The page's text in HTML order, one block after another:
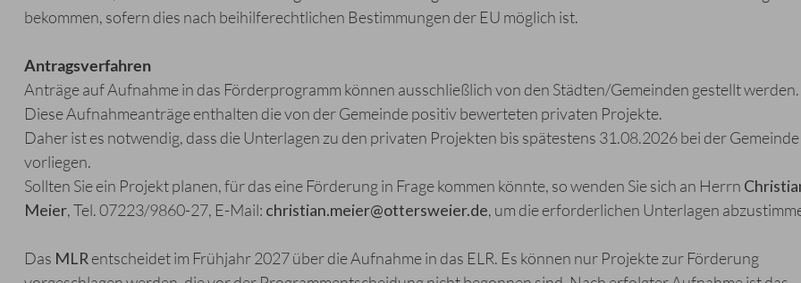
bekommen, sofern dies nach beihilferechtlichen Bestimmungen der EU möglich ist.
Antragsverfahren
Anträge auf Aufnahme in das Förderprogramm können ausschließlich von den Städten/Gemeinden gestellt werden.
Diese Aufnahmeanträge enthalten die von der Gemeinde positiv bewerteten privaten Projekte.
Daher ist es notwendig, dass die Unterlagen zu den privaten Projekten bis spätestens 31.08.2026 bei der Gemeinde
vorliegen.
Sollten Sie ein Projekt planen, für das eine Förderung in Frage kommen könnte, so wenden Sie sich an Herrn
Meier, Tel. 07223/9860-27, E-Mail: christian.meier@ottersweier.de, um die erforderlichen Unterlagen
Das MLR entscheidet im Frühjahr 2027 über die Aufnahme in das ELR. Es können nur Projekte zur Förderung